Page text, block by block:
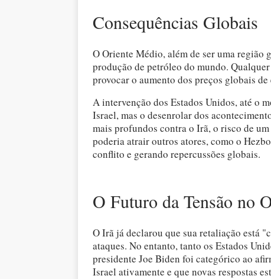
Consequências Globais
O Oriente Médio, além de ser uma região
produção de petróleo do mundo.
provocar o aumento dos preços globais
A intervenção dos Estados Unidos, até o
Israel, mas o desenrolar dos
mais profundos contra o Irã, o risco de
poderia atrair outros atores, como o
conflito e gerando repercussões globais.
O Futuro da Tensão no
O Irã já declarou que sua retaliação está
ataques. No entanto, tanto os Estados
presidente Joe Biden foi categórico ao
Israel ativamente e que novas respostas